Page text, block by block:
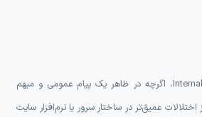
خطای 500 Internal Server Error، اگرچه در ظاهر یک پیام عمومی و مبهم
عمیق‌تر در ساختار سرور یا نرم‌افزار سایت